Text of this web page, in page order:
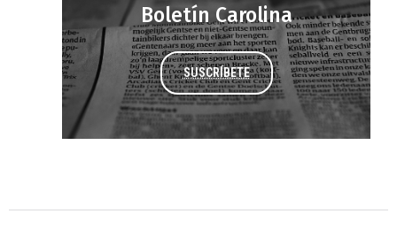
Boletín Carolina
SUSCRÍBETE